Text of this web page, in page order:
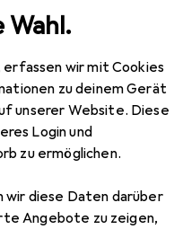
Wahl.
erfassen wir mit Cookies
zu deinem Gerät
unserer Website. Diese
Login und
zu ermöglichen.
wir diese Daten darüber
Angebote zu zeigen,
Safety
Safety